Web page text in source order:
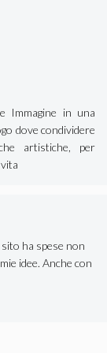
Immagine in una
dove condividere
artistiche, per
ha spese non
idee. Anche con